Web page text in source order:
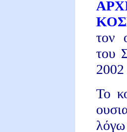
τον
του
2002
Το